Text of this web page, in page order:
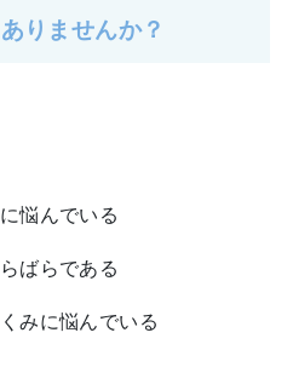
りませんか？
悩んでいる
ばらである
みに悩んでいる